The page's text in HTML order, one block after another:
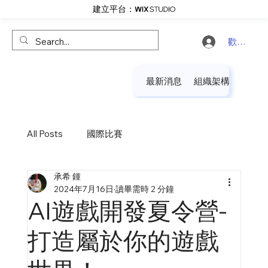
建立平台：
歡迎登入
最新消息 組織架構
All Posts 國際比賽
AI遊戲開發夏令營-
打造屬於你的遊戲
承希 鍾
2024年7月16日 讀畢需時 2 分鐘